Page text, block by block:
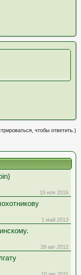
чтобы ответить.)
15 ноя 2016
1 май 2013
28 авг 2012